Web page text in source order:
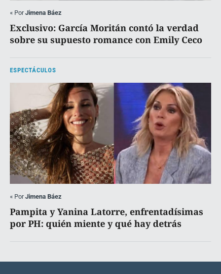
« PorJimena Báez
Exclusivo: García Moritán contó la verdad
sobre su supuesto romance con Emily Ceco
ESPECTÁCULOS
« PorJimena Báez
Pampita y Yanina Latorre, enfrentadísimas
por PH: quién miente y qué hay detrás